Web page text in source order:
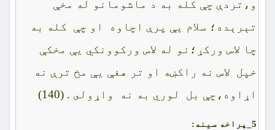
و،تردې چې کله به د ماشومانو له مخې
تېرېده؛ سلام يې پرې اچاوه او چې کله به
چا لاس ورکړ؛نو له لاس ورکوونکي يې مخکې
خپل لاس نه راکښه او تر هغې يې مخ ترې نه
اړاوه،چې بل لوري به نه واړولى . (140)
5_ پراخه سينه: